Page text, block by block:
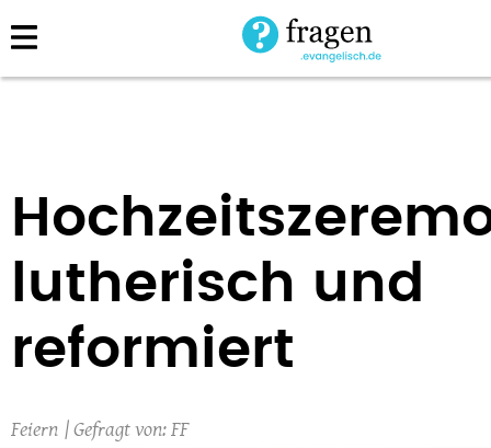
Direkt
zum
lutherisch und
reformiert
Feiern FF